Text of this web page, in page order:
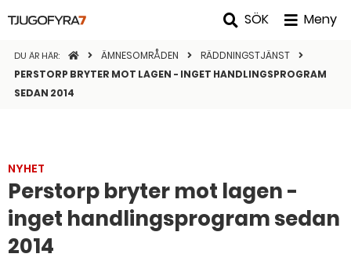
SÖK Meny
DU ÄR HÄR: STARTSIDANÄMNESOMRÅDEN
RÄDDNINGSTJÄNST
PERSTORP BRYTER MOT LAGEN - INGET HANDLINGSPROGRAM
SEDAN 2014
NYHET
Perstorp bryter mot lagen -
inget handlingsprogram sedan
2014